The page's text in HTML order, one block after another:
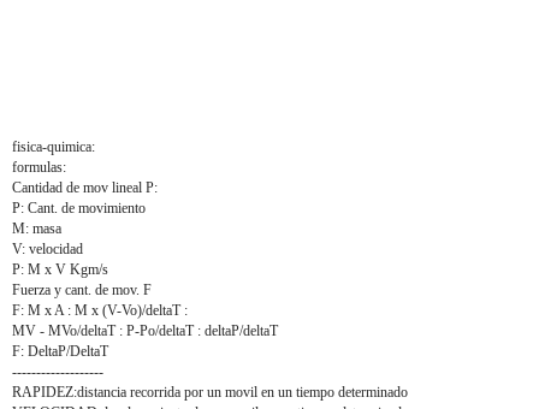
fisica-quimica:
formulas:
Cantidad de mov lineal P:
P: Cant. de movimiento
M: masa
V: velocidad
P: M x V Kgm/s
Fuerza y cant. de mov. F
F: M x A : M x (V-Vo)/deltaT :
MV - MVo/deltaT : P-Po/deltaT : deltaP/deltaT
F: DeltaP/DeltaT
-------------------
RAPIDEZ:distancia recorrida por un movil en un tiempo determinado